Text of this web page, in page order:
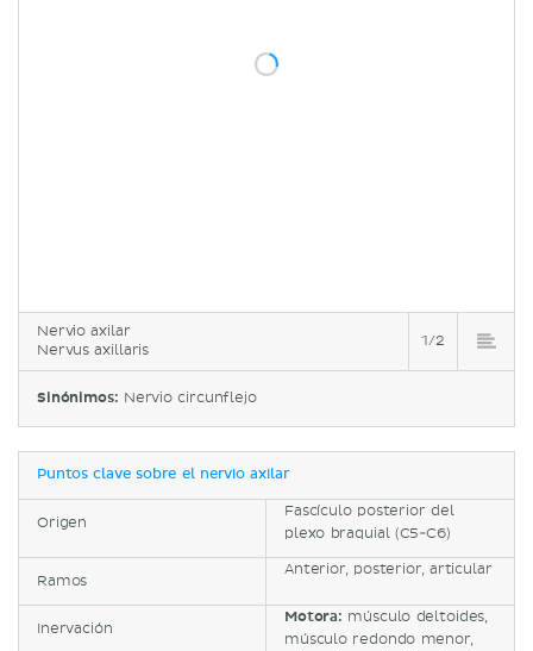
Nervio axilar
Nervus axillaris
1/2
Sinónimos: Nervio circunflejo
Puntos clave sobre el nervio axilar
Origen
Fascículo posterior del
plexo braquial (C5-C6)
Ramos
Anterior, posterior, articular
Inervación
Motora: músculo deltoides,
músculo redondo menor,